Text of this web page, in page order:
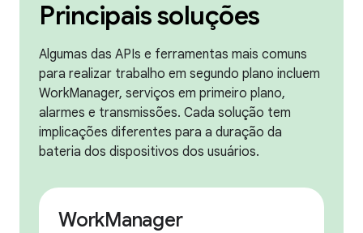
Principais soluções
Algumas das APIs e ferramentas mais comuns
para realizar trabalho em segundo plano incluem
WorkManager, serviços em primeiro plano,
alarmes e transmissões. Cada solução tem
implicações diferentes para a duração da
bateria dos dispositivos dos usuários.
WorkManager